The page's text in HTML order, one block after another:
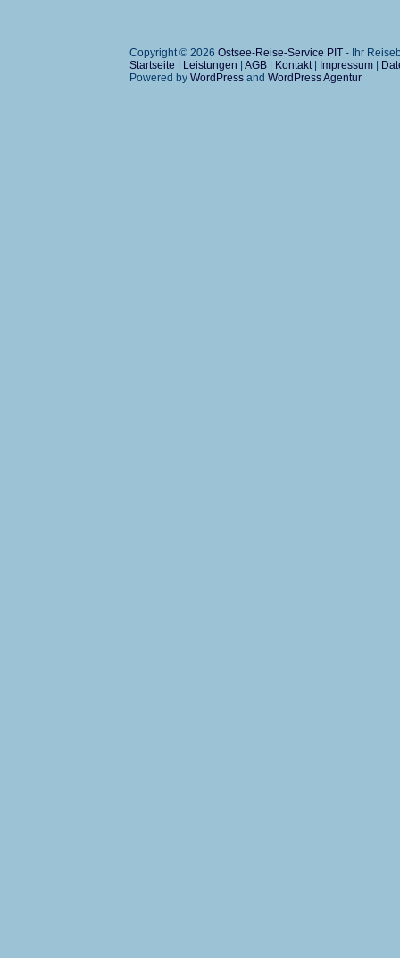
Copyright © 2026 Ostsee-Reise-Service PIT - Ihr
Startseite
Leistungen AGB Kontakt| Impressum
Powered by WordPress and WordPress Agentur